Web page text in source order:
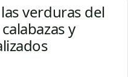
verduras del
y